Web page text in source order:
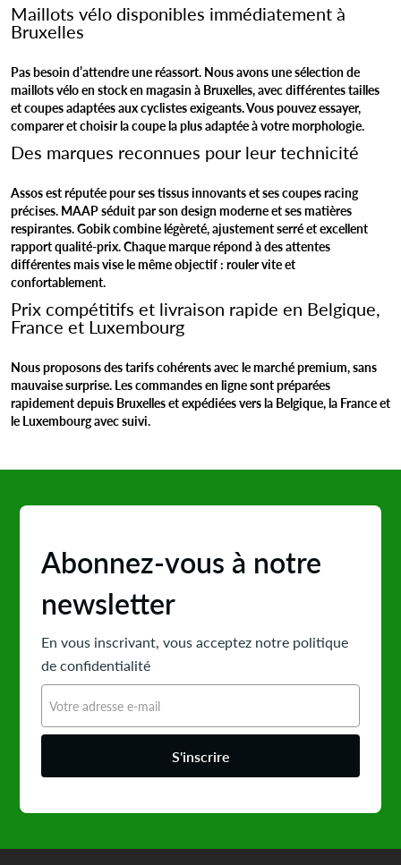
Maillots vélo disponibles immédiatement à
Bruxelles
Pas besoin d’attendre une réassort. Nous avons une sélection de
maillots vélo en stock en magasin à Bruxelles, avec différentes tailles
et coupes adaptées aux cyclistes exigeants. Vous pouvez essayer,
comparer et choisir la coupe la plus adaptée à votre morphologie.
Des marques reconnues pour leur technicité
Assos est réputée pour ses tissus innovants et ses coupes racing
précises. MAAP séduit par son design moderne et ses matières
respirantes. Gobik combine légèreté, ajustement serré et excellent
rapport qualité-prix. Chaque marque répond à des attentes
différentes mais vise le même objectif : rouler vite et
confortablement.
Prix compétitifs et livraison rapide en Belgique,
France et Luxembourg
Nous proposons des tarifs cohérents avec le marché premium, sans
mauvaise surprise. Les commandes en ligne sont préparées
rapidement depuis Bruxelles et expédiées vers la Belgique, la France et
le Luxembourg avec suivi.
Abonnez-vous à notre
newsletter
En vous inscrivant, vous acceptez notre politique
de confidentialité
S'inscrire